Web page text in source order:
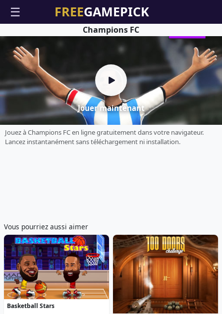
☰
Jouer maintenant
Champions FC
Jouez à Champions FC en ligne gratuitement dans votre navigateur.
Lancez instantanément sans téléchargement ni installation.
Vous pourriez aussi aimer
Basketball Stars